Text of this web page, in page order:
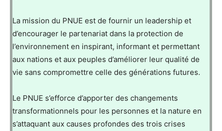
La mission du PNUE est de fournir un leadership et
d’encourager le partenariat dans la protection de
l’environnement en inspirant, informant et permettant
aux nations et aux peuples d’améliorer leur qualité de
vie sans compromettre celle des générations futures.
Le PNUE s’efforce d’apporter des changements
transformationnels pour les personnes et la nature en
s’attaquant aux causes profondes des trois crises